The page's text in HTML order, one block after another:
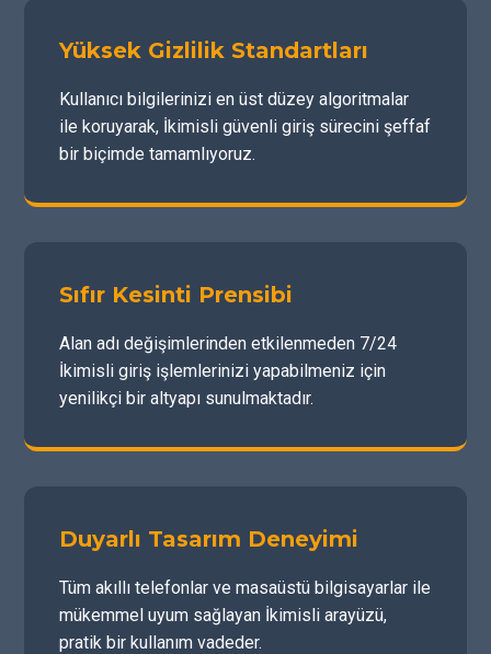
Yüksek Gizlilik Standartları
Kullanıcı bilgilerinizi en üst düzey algoritmalar
ile koruyarak, İkimisli güvenli giriş sürecini şeffaf
bir biçimde tamamlıyoruz.
Sıfır Kesinti Prensibi
Alan adı değişimlerinden etkilenmeden 7/24
İkimisli giriş işlemlerinizi yapabilmeniz için
yenilikçi bir altyapı sunulmaktadır.
Duyarlı Tasarım Deneyimi
Tüm akıllı telefonlar ve masaüstü bilgisayarlar ile
mükemmel uyum sağlayan İkimisli arayüzü,
pratik bir kullanım vadeder.